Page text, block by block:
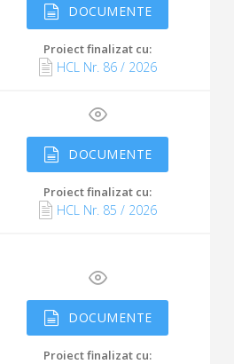
DOCUMENTE
Proiect finalizat cu:
HCL Nr. 86/ 2026
DOCUMENTE
Proiect finalizat cu:
HCL Nr. 85 / 2026
DOCUMENTE
Proiect finalizat cu: